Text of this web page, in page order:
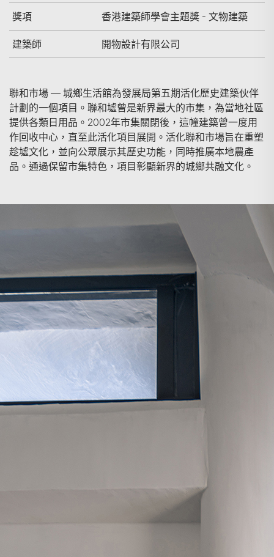
獎項 香港建築師學會主題獎 - 文物建築
建築師 開物設計有限公司
聯和市場 — 城鄉生活館為發展局第五期活化歷史建築伙伴
計劃的一個項目。聯和墟曾是新界最大的市集，為當地社區
提供各類日用品。2002年市集關閉後，這幢建築曾一度用
作回收中心，直至此活化項目展開。活化聯和市場旨在重塑
趁墟文化，並向公眾展示其歷史功能，同時推廣本地農產
品。通過保留市集特色，項目彰顯新界的城鄉共融文化。